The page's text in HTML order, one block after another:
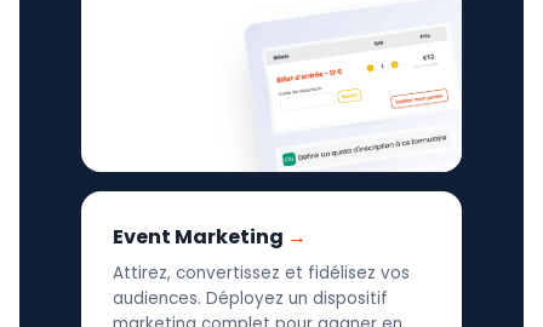
Event Marketing
Attirez, convertissez et fidélisez vos
audiences. Déployez un dispositif